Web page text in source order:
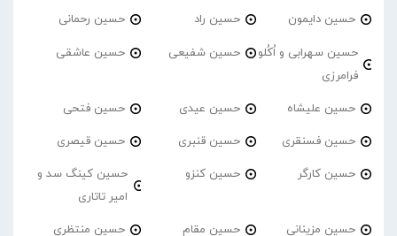
حسین دایمون حسین راد حسین رحمانی
حسین سهرابی و اُکُلو
فرامرزی
حسین شفیعی حسین عاشقی
حسین علیشاه حسین عیدی حسین فتحی
حسین فسنقری حسین قنبری حسین قیصری
حسین کارگر حسین کنزو
حسین کینگ سد و
امیر تاتاری
حسین مزینانی حسین مقام حسین منتظری